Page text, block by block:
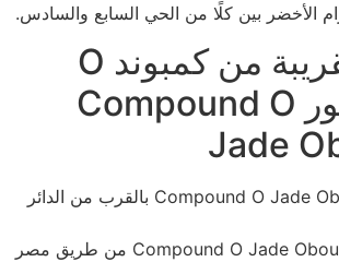
الأخضر بين كلًا من الحي السابع والسادس.
الأماكن القريبة من كمبوند O
Jade العبور Compound O
Jade
يقع Compound O Jade Obour City بالقرب من الدائر
يقترب Compound O Jade Obour City من طريق مصر